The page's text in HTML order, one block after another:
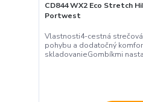
CD844 WX2 Eco Stretch
Portwest
Vlastnosti4-cestná
pohybu a dodatočný
skladovanieGombíkmi